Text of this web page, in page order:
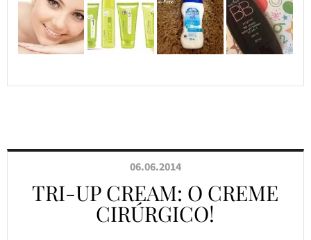
06.06.2014
TRI-UP CREAM: O CREME
CIRÚRGICO!